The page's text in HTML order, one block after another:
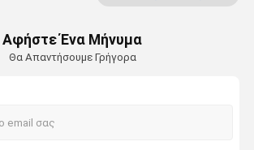
ράφους
παλετών
παλετών σαϊτών
Αφήστε Ένα Μήνυμα
Θα Απαντήσουμε Γρήγορα